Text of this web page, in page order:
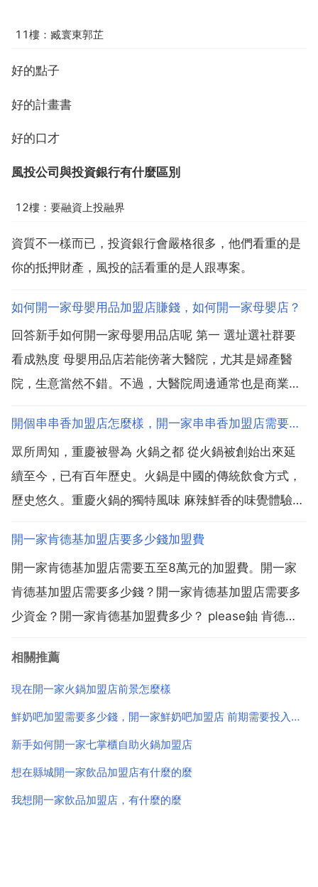
11樓：臧寰東郭芷
好的點子
好的計畫書
好的口才
風投公司與投資銀行有什麼區別
12樓：要融資上投融界
資質不一樣而已，投資銀行會嚴格很多，他們看重的是
你的抵押財產，風投的話看重的是人跟專案。
如何開一家母嬰用品加盟店賺錢，如何開一家母嬰店？
回答新手如何開一家母嬰用品店呢 第一 選址選社群要
看成熟度 母嬰用品店若能傍著大醫院，尤其是婦產醫
院，生意當然不錯。不過，大醫院周邊通常也是商業中
不僅要看居住人口，還要看 成熟度 老社群出生率不
夠，新小區入住率不夠。建議選擇大型社群，既有數萬
常住人口，...
開個串串香加盟店怎麼樣，開一家串串香加盟店需要注意什麼
眾所周知，重慶被譽為 火鍋之都 從火鍋被創始出來延
續至今，已有百年歷史。火鍋是中國的傳統飲食方式，
歷史悠久。重慶火鍋的獨特風味 麻辣鮮香的味覺體驗，
鍋逐漸興盛起來，以重慶火鍋為主流，各地火鍋為支流
一起匯合成一條美食之河。而串串火鍋本身為火鍋的衍
生業態，...
開一家肯德基加盟店要多少錢加盟費
開一家肯德基加盟店需要五至8萬元的加盟費。開一家
肯德基加盟店需要多少錢？開一家肯德基加盟店需要多
少資金？開一家肯德基加盟費多少？ please鈾 肯德基
後續投資，至少800萬吧，而麥當勞就很高了，很少允
許加盟店，門檻直接1000萬，還要去漢堡大學培訓...
相關推薦
現在開一家火鍋加盟店前景怎麼樣
鮮奶吧加盟需要多少錢，開一家鮮奶吧加盟店 前期需要投入多少錢？
新手如何開一家七掌櫃自助火鍋加盟店
想在縣城開一家飲品加盟店有什麼的麼
我想開一家飲品加盟店，有什麼的麼